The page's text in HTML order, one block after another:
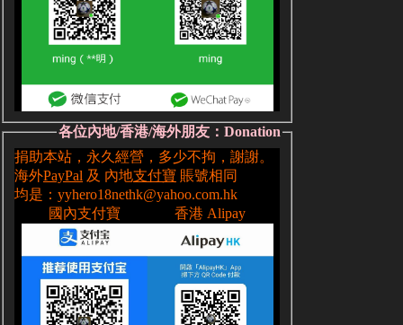
各位內地/香港/海外朋友：Donation